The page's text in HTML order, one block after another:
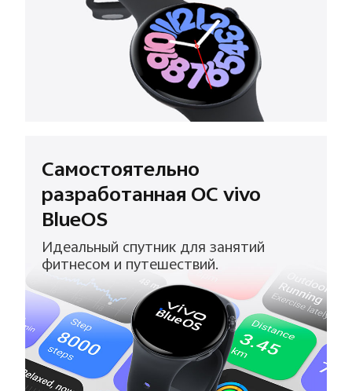
Самостоятельно
разработанная ОС vivo
BlueOS
Идеальный спутник для занятий
фитнесом и путешествий.